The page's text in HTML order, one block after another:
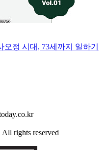
오정 시대, 73세까지 일하기
All rights reserved